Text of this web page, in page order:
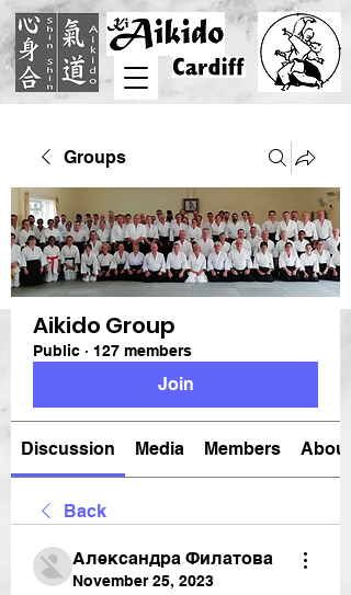
Groups
Aikido Group
Public · 127 members
Join
Discussion Media Members About
Back
Александра Филатова
November 25, 2023